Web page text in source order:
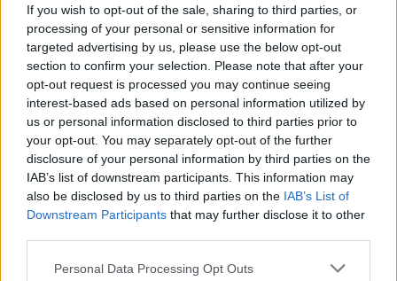
If you wish to opt-out of the sale, sharing to third parties, or
processing of your personal or sensitive information for
targeted advertising by us, please use the below opt-out
section to confirm your selection. Please note that after your
opt-out request is processed you may continue seeing
interest-based ads based on personal information utilized by
us or personal information disclosed to third parties prior to
your opt-out. You may separately opt-out of the further
disclosure of your personal information by third parties on the
IAB’s list of downstream participants. This information may
also be disclosed by us to third parties on the IAB’s List of
Downstream Participants that may further disclose it to other
Personal Data Processing Opt Outs
Η Charlize Theron συμπλήρωσε το
λευκό σύνολό της με τα φλατ
παπούτσια της σεζόν